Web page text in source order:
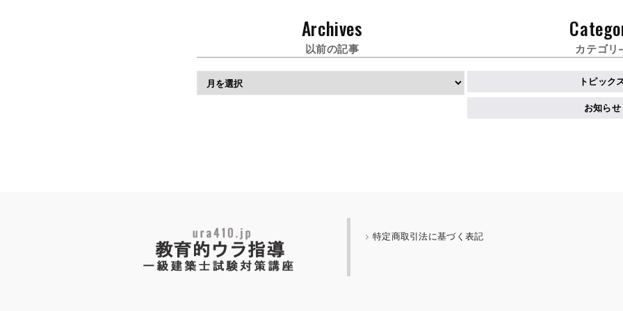
Archives
以前の記事
ー
カテゴ
トピック
お知らせ
特定商取引法に基づく表記